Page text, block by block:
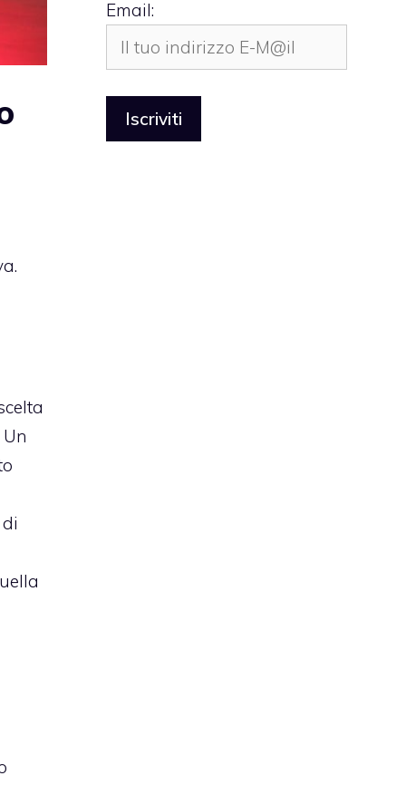
Email: